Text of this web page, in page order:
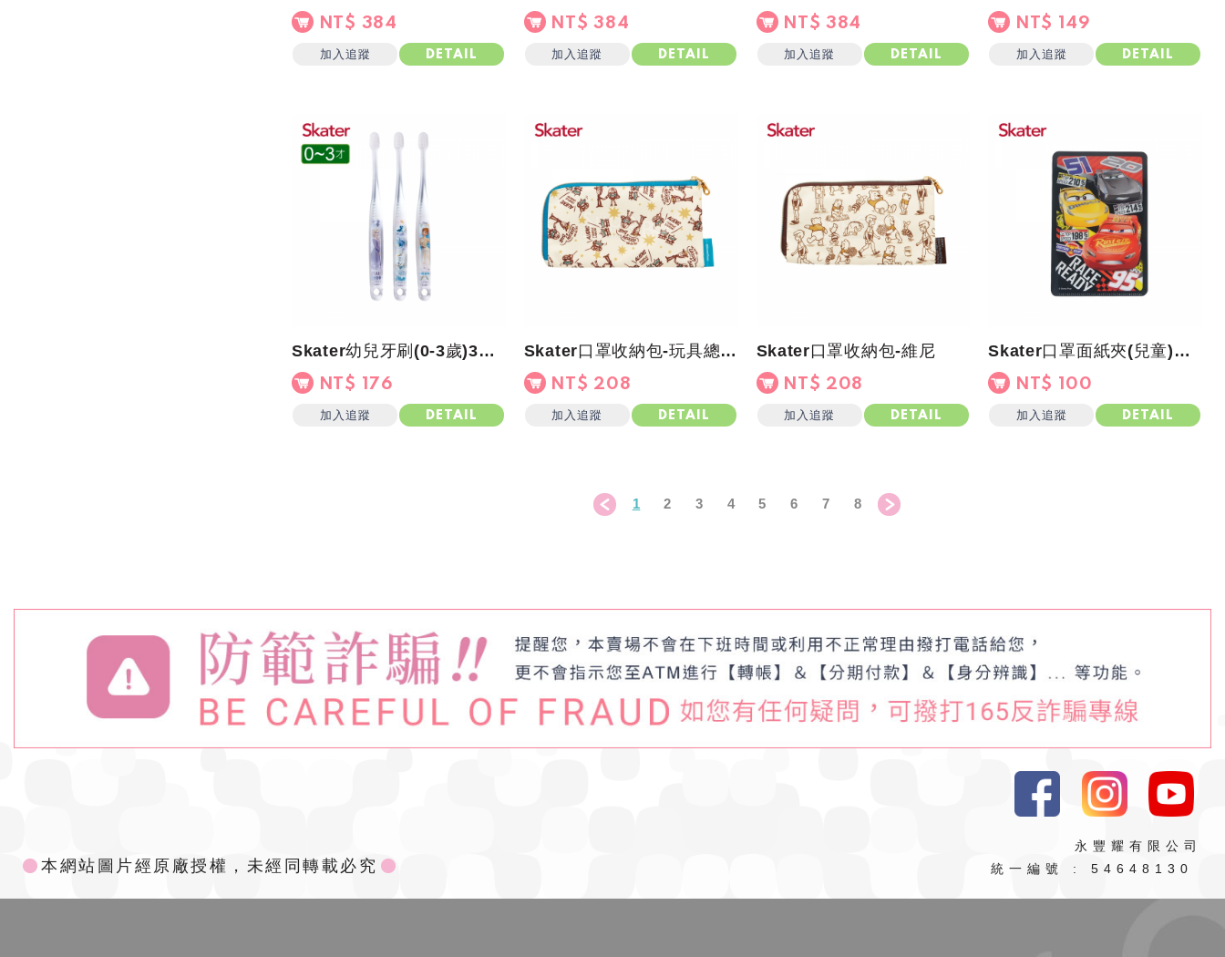
NT$ 384
加入追蹤 DETAIL
NT$ 384
加入追蹤 DETAIL
NT$ 384
加入追蹤 DETAIL
NT$ 149
加入追蹤 DETAIL
Skater幼兒牙刷(0-3歲)3入組-冰雪奇緣ADV
NT$ 176
加入追蹤 DETAIL
Skater口罩收納包-玩具總動員
NT$ 208
加入追蹤 DETAIL
Skater口罩收納包-維尼
NT$ 208
加入追蹤 DETAIL
Skater口罩面紙夾(兒童)閃電麥坤
NT$ 100
加入追蹤 DETAIL
1 2 3 4 5 6 7 8
永豐耀有限公司
統一編號 : 54648130